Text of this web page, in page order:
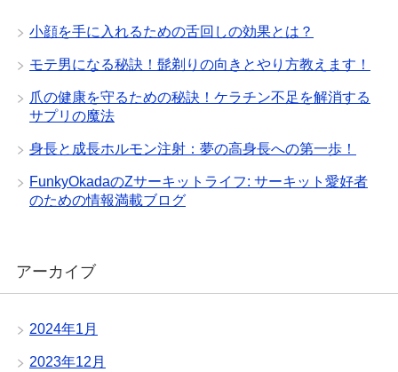
小顔を手に入れるための舌回しの効果とは？
モテ男になる秘訣！髭剃りの向きとやり方教えます！
爪の健康を守るための秘訣！ケラチン不足を解消する
サプリの魔法
身長と成長ホルモン注射：夢の高身長への第一歩！
FunkyOkadaのZサーキットライフ: サーキット愛好者
のための情報満載ブログ
アーカイブ
2024年1月
2023年12月